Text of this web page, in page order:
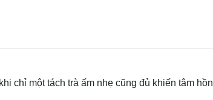
chỉ một tách trà ấm nhẹ cũng đủ khiến tâm hồn